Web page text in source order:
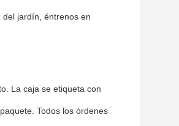
jardín, éntrenos en
La caja se etiqueta con
Todos los órdenes